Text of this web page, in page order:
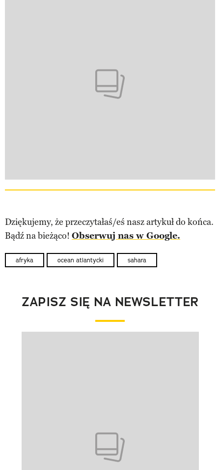
Dziękujemy, że przeczytałaś/eś nasz artykuł do końca.
Bądź na bieżąco! Obserwuj nas w Google.
afryka ocean atlantycki sahara
ZAPISZ SIĘ NA NEWSLETTER